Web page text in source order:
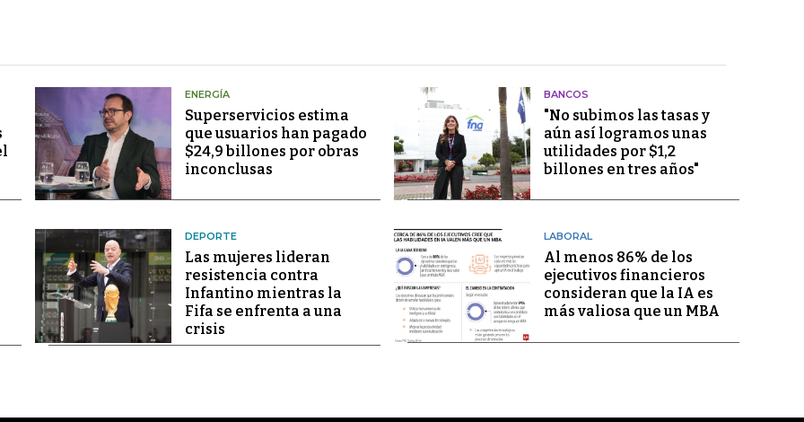
ENERGÍA
Superservicios estima
que usuarios han pagado
$24,9 billones por obras
inconclusas
BANCOS
"No subimos las tasas y
aún así logramos unas
utilidades por $1,2
billones en tres años"
DEPORTE
Las mujeres lideran
resistencia contra
Infantino mientras la
Fifa se enfrenta a una
crisis
LABORAL
Al menos 86% de los
ejecutivos financieros
consideran que la IA es
más valiosa que un MBA